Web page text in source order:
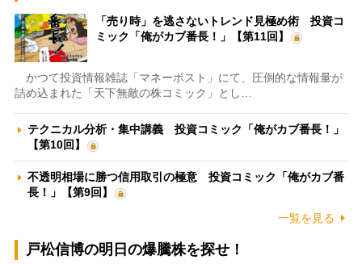
「売り時」を逃さないトレンド見極め術 投資コ
ミック「俺がカブ番長！」【第11回】
かつて投資情報雑誌「マネーポスト」にて、圧倒的な情報量が
詰め込まれた「天下無敵の株コミック」とし…
テクニカル分析・集中講義 投資コミック「俺がカブ番長！」
【第10回】
不透明相場に勝つ信用取引の極意 投資コミック「俺がカブ番
長！」【第9回】
一覧を見る
戸松信博の明日の爆騰株を探せ！